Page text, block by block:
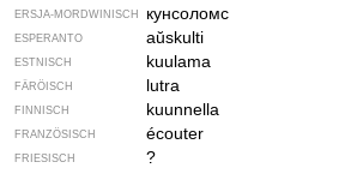
ERSJA-MORDWINISCH кунсоломс
ESPERANTO aŭskulti
ESTNISCH kuulama
FÄRÖISCH lutra
FINNISCH kuunnella
FRANZÖSISCH écouter
FRIESISCH
?